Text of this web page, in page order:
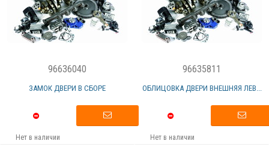
96636040
ЗАМОК ДВЕРИ В СБОРЕ
Нет в наличии
96635811
ОБЛИЦОВКА ДВЕРИ ВНЕШНЯЯ ЛЕВ...
Нет в наличии